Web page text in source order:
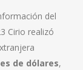
del
Cirio realizó
de dólares,